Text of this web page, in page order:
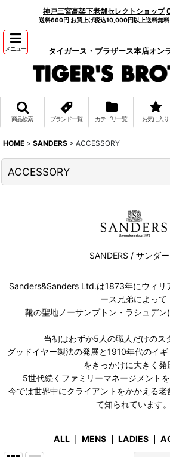
神戸三宮高架下老舗セレクトショップ
送料660円 お買上げ税込10,000円以上送料無料
メニュー タイガース・ブラザース本店オン
商品検索 ブランド一覧 カテゴリ一覧 お気に入り
HOME > SANDERS > ACCESSORY
ACCESSORY
SANDERS / サンダ
Sanders&Sanders Ltd.は1873年にウィリ
ース兄弟によって
靴の聖地ノーサンプトン・ラシュデン
当初はわずか5人の職人だけのス
グッドイヤー製法の発展と1910年代のイ
をきっかけに大きく発
5世代続くファミリーマネージメント
今では世界中にクライアントをかかえる老
て知られています。
ALL｜ MENS｜ LADIES｜